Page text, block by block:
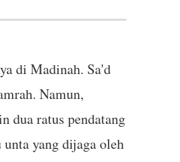
di Madinah. Sa'd
Namun,
dua ratus pendatang
yang dijaga oleh